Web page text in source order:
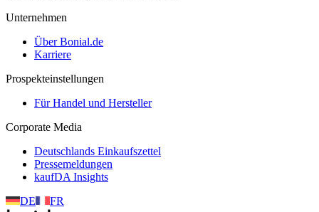
Unternehmen
Über Bonial.de
Karriere
Prospekteinstellungen
Für Handel und Hersteller
Corporate Media
Deutschlands Einkaufszettel
Pressemeldungen
kaufDA Insights
DE
FR